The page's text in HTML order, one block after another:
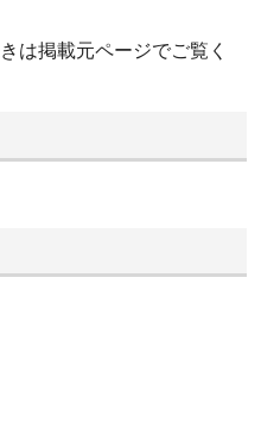
は掲載元ページでご覧く